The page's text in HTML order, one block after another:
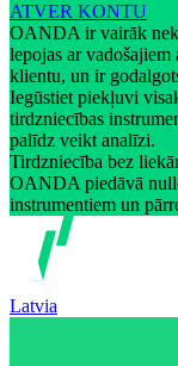
ATVER KONTU
OANDA ir vairāk
lepojas ar
klientu, un ir
Iegūstiet piekļuvi
tirdzniecības
palīdz veikt analīzi.
Tirdzniecība bez
OANDA piedāvā
instrumentiem un
Latvia